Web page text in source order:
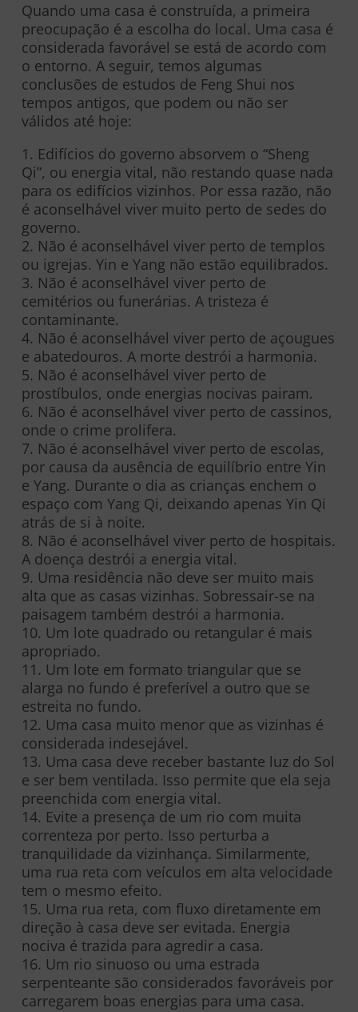
Quando uma casa é construída, a primeira
preocupação é a escolha do local. Uma casa é
considerada favorável se está de acordo com
o entorno. A seguir, temos algumas
conclusões de estudos de Feng Shui nos
tempos antigos, que podem ou não ser
válidos até hoje:
1. Edifícios do governo absorvem o “Sheng
Qi”, ou energia vital, não restando quase nada
para os edifícios vizinhos. Por essa razão, não
é aconselhável viver muito perto de sedes do
governo.
2. Não é aconselhável viver perto de templos
ou igrejas. Yin e Yang não estão equilibrados.
3. Não é aconselhável viver perto de
cemitérios ou funerárias. A tristeza é
contaminante.
4. Não é aconselhável viver perto de açougues
e abatedouros. A morte destrói a harmonia.
5. Não é aconselhável viver perto de
prostíbulos, onde energias nocivas pairam.
6. Não é aconselhável viver perto de cassinos,
onde o crime prolifera.
7. Não é aconselhável viver perto de escolas,
por causa da ausência de equilíbrio entre Yin
e Yang. Durante o dia as crianças enchem o
espaço com Yang Qi, deixando apenas Yin Qi
atrás de si à noite.
8. Não é aconselhável viver perto de hospitais.
A doença destrói a energia vital.
9. Uma residência não deve ser muito mais
alta que as casas vizinhas. Sobressair-se na
paisagem também destrói a harmonia.
10. Um lote quadrado ou retangular é mais
apropriado.
11. Um lote em formato triangular que se
alarga no fundo é preferível a outro que se
estreita no fundo.
12. Uma casa muito menor que as vizinhas é
considerada indesejável.
13. Uma casa deve receber bastante luz do Sol
e ser bem ventilada. Isso permite que ela seja
preenchida com energia vital.
14. Evite a presença de um rio com muita
correnteza por perto. Isso perturba a
tranquilidade da vizinhança. Similarmente,
uma rua reta com veículos em alta velocidade
tem o mesmo efeito.
15. Uma rua reta, com fluxo diretamente em
direção à casa deve ser evitada. Energia
nociva é trazida para agredir a casa.
16. Um rio sinuoso ou uma estrada
serpenteante são considerados favoráveis por
carregarem boas energias para uma casa.